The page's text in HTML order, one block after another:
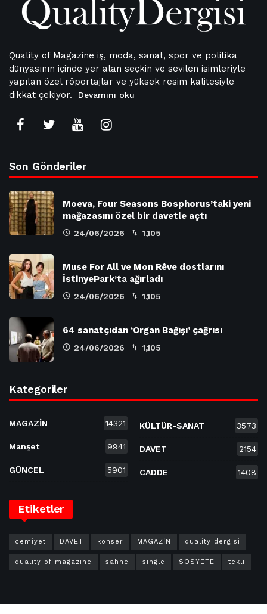
Quality of Magazine iş, moda, sanat, spor ve politika
dünyasının içinde yer alan seçkin ve sevilen isimleriyle
yapılan özel röportajlar ve yüksek resim kalitesiyle
dikkat çekiyor.
Devamını oku
Son Gönderiler
Moeva, Four Seasons Bosphorus’taki yeni
mağazasını özel bir davetle açtı
24/06/2026 1,105
Muse For All ve Mon Rêve dostlarını
İstinyePark’ta ağırladı
24/06/2026 1,105
64 sanatçıdan ‘Organ Bağışı’ çağrısı
24/06/2026 1,105
Kategoriler
MAGAZİN 14321
Manşet 9941
GÜNCEL 5901
KÜLTÜR-SANAT 3573
DAVET 2154
CADDE 1408
Etiketler
cemiyet DAVET konser MAGAZİN quality dergisi
quality of magazine sahne single SOSYETE tekli